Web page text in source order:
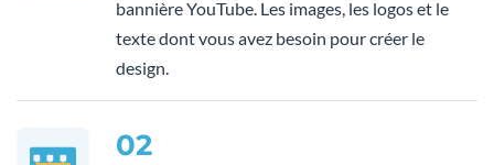
bannière YouTube. Les images, les logos et le
texte dont vous avez besoin pour créer le
design.
02